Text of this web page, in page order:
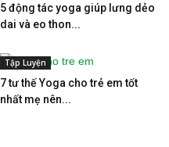
5 động tác yoga giúp lưng dẻo
dai và eo thon...
Tập Luyện
7 tư thế Yoga cho trẻ em tốt
nhất mẹ nên...